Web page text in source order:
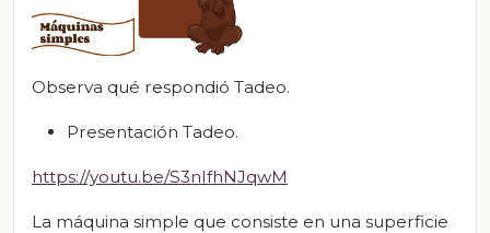
Observa qué respondió Tadeo.
Presentación Tadeo.
https://youtu.be/S3nIfhNJqwM
La máquina simple que consiste en una superficie